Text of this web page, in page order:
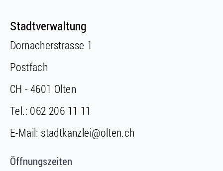
Fusszeile
Stadtverwaltung
Dornacherstrasse 1
Postfach
CH - 4601 Olten
Tel.: 062 206 11 11
E-Mail: stadtkanzlei@olten.ch
Öffnungszeiten